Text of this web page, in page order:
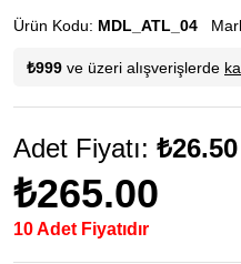
Ürün Kodu: MDL_ATL_04
₺999 ve üzeri alışverişlerde
Adet Fiyatı: ₺26.50
₺265.00
10 Adet Fiyatıdır